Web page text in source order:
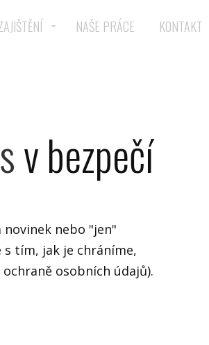
NAŠE PRÁCE KONTAKT
v bezpečí
nebo "jen"
s tím, jak je chráníme,
osobních údajů).